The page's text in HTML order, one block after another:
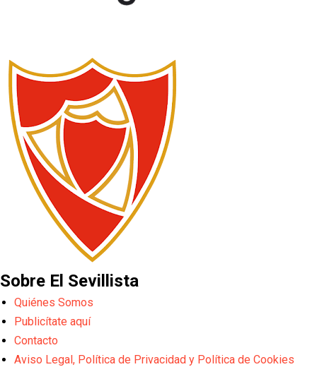
Sobre El Sevillista
Quiénes Somos
Publicítate aquí
Contacto
Aviso Legal, Política de Privacidad y Política de Cookies